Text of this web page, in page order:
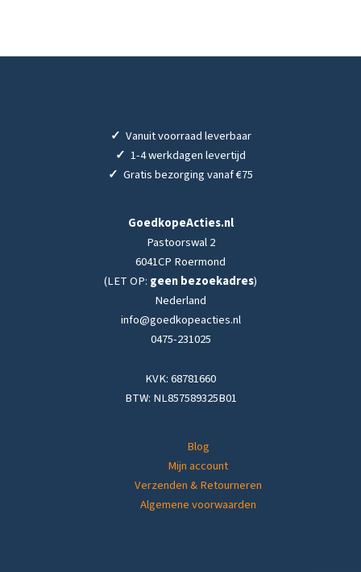
✓ Vanuit voorraad leverbaar
✓ 1-4 werkdagen levertijd
✓ Gratis bezorging vanaf €75
GoedkopeActies.nl
Pastoorswal 2
6041CP Roermond
(LET OP: geen bezoekadres)
Nederland
info@goedkopeacties.nl
0475-231025
KVK: 68781660
BTW: NL857589325B01
Blog
Mijn account
Verzenden & Retourneren
Algemene voorwaarden